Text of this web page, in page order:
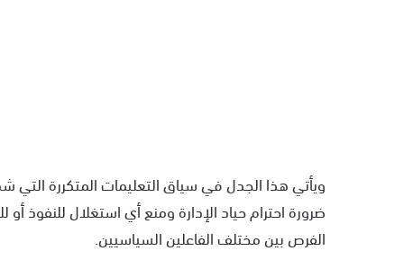
ويأتي هذا الجدل في سياق التعليمات المتكررة التي
ضرورة احترام حياد الإدارة ومنع أي استغلال للنفوذ أو
الفرص بين مختلف الفاعلين السياسيين.